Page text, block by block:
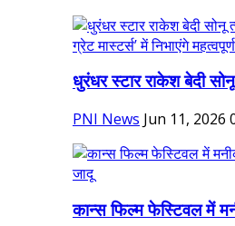
धुरंधर स्टार राकेश बेदी
PNI News Jun 11, 2026
कान्स फिल्म फेस्टिवल में